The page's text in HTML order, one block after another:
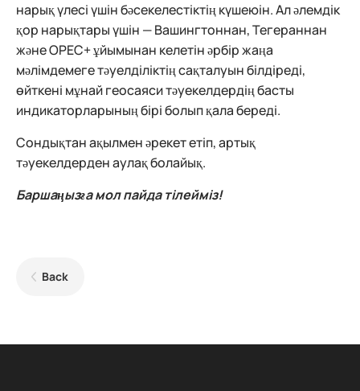
нарық үлесі үшін бәсекелестіктің күшеюін. Ал әлемдік
қор нарықтары үшін — Вашингтоннан, Тегераннан
және OPEC+ ұйымынан келетін әрбір жаңа
мәлімдемеге тәуелділіктің сақталуын білдіреді,
өйткені мұнай геосаяси тәуекелдердің басты
индикаторларының бірі болып қала береді.
Сондықтан ақылмен әрекет етіп, артық
тәуекелдерден аулақ болайық.
Баршаңызға мол пайда тілейміз!
Back